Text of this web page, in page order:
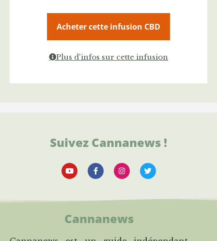
Acheter cette infusion CBD
Plus d'infos sur cette infusion
Suivez Cannanews !
Cannanews